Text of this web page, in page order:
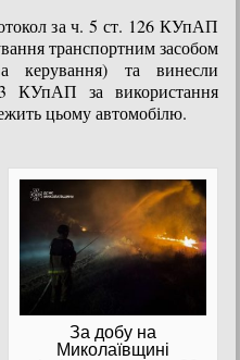
за ч. 5 ст. 126 КУпАП
транспортним засобом
керування) та винесли
КУпАП за використання
цьому автомобілю.
За добу на
Миколаївщині